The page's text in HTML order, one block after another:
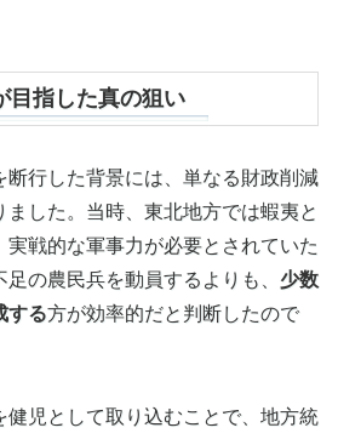
目指した真の狙い
断行した背景には、単なる財政削減
ました。当時、東北地方では蝦夷と
戦的な軍事力が必要とされていた
の農民兵を動員するよりも、 少数
する方が効率的だと判断したので
健児として取り込むことで、地方統